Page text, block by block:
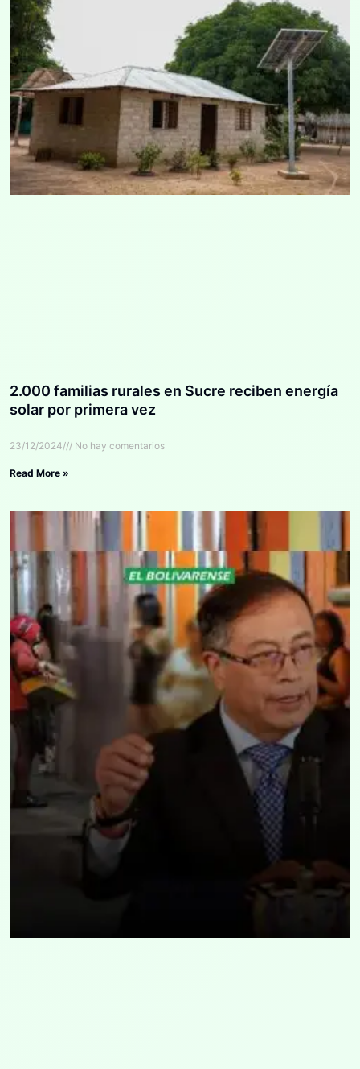
2.000 familias rurales en Sucre reciben energía
solar por primera vez
23/12/2024 No hay comentarios
Read More »